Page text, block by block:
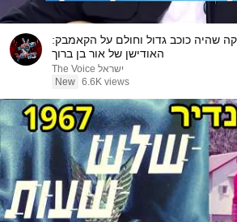
שהיה כוכב גדול וחולם על הקאמבק:
האודישן של אור בן ברוך
The Voice ישראל
New 6.6K views